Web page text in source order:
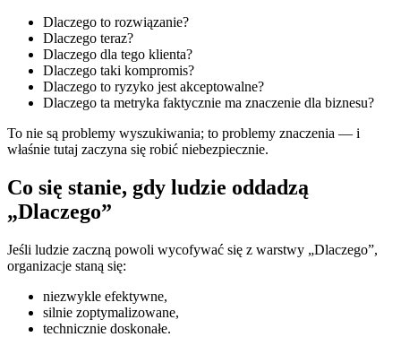
Dlaczego to rozwiązanie?
Dlaczego teraz?
Dlaczego dla tego klienta?
Dlaczego taki kompromis?
Dlaczego to ryzyko jest akceptowalne?
Dlaczego ta metryka faktycznie ma znaczenie dla biznesu?
To nie są problemy wyszukiwania; to problemy znaczenia — i
właśnie tutaj zaczyna się robić niebezpiecznie.
Co się stanie, gdy ludzie oddadzą
„Dlaczego”
Jeśli ludzie zaczną powoli wycofywać się z warstwy „Dlaczego”,
organizacje staną się:
niezwykle efektywne,
silnie zoptymalizowane,
technicznie doskonałe.